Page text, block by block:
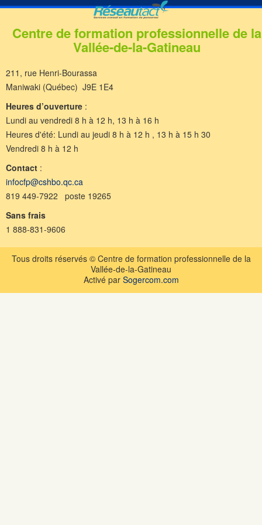
Centre de formation professionnelle de la
Vallée-de-la-Gatineau
211, rue Henri-Bourassa
Maniwaki (Québec) J9E 1E4
Heures d’ouverture :
Lundi au vendredi 8 h à 12 h, 13 h à 16 h
Heures d'été: Lundi au jeudi 8 h à 12 h , 13 h à 15 h 30
Vendredi 8 h à 12 h
Contact :
infocfp@cshbo.qc.ca
819 449-7922 poste 19265
Sans frais
1 888-831-9606
Tous droits réservés © Centre de formation professionnelle de la
Vallée-de-la-Gatineau
Activé par Sogercom.com